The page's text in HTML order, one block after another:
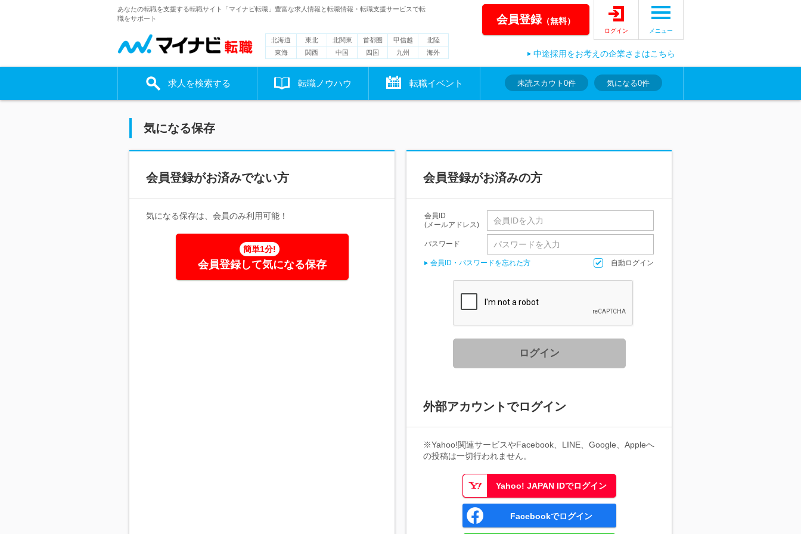
あなたの転職を支援する転職サイト「マイナビ転職」豊富な求人情報と転職情報・転職支援サービスで転
職をサポート
北海道 東北 北関東 首都圏 甲信越
北陸
東海
関西 中国 四国 九州 海外
会員登録（無料）
ログイン メニュー
中途採用をお考えの企業さまはこちら
求人を検索する 転職ノウハウ 転職イベント 未読スカウト 0件 気になる0件
気になる保存
会員登録がお済みでない方
気になる保存は、会員のみ利用可能！
簡単1分!
会員登録して気になる保存
会員登録がお済みの方
会員ID
(メールアドレス)
パスワード
会員ID・パスワードを忘れた方 自動ログイン
ログイン
外部アカウントでログイン
※Yahoo!関連サービスやFacebook、LINE、Google、Appleへ
の投稿は一切行われません。
Yahoo! JAPAN IDでログイン
Facebookでログイン